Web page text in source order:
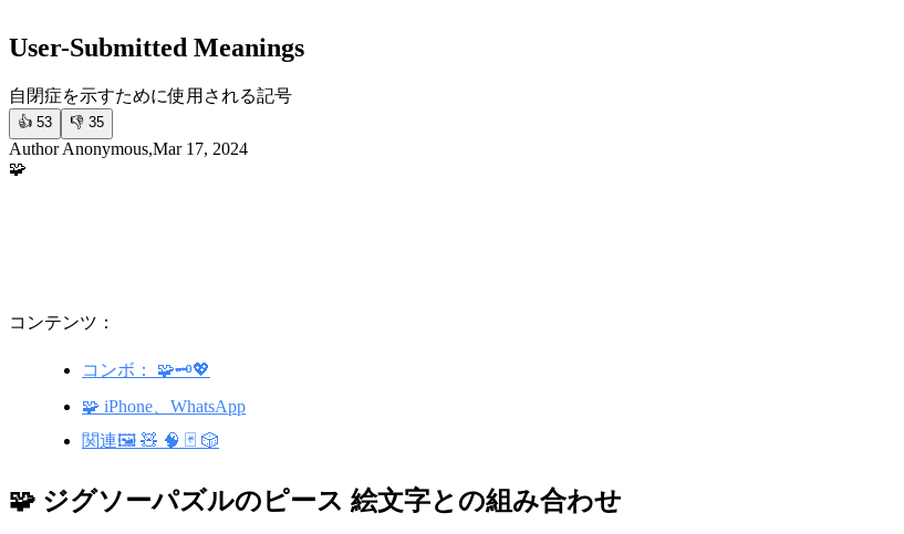
User-Submitted Meanings
自閉症を示すために使用される記号
👍 53 👎 35
Author Anonymous,Mar 17, 2024
🧩
コンテンツ：
コンボ： 🧩🗝💖
🧩 iPhone、WhatsApp
関連🖼️ 🧸 🧠 🃏 🎲
🧩 ジグソーパズルのピース 絵文字との組み合わせ